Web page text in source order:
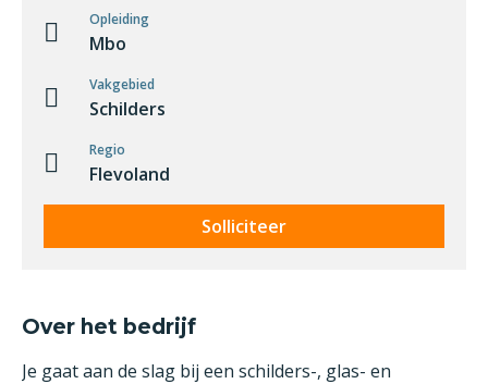
Opleiding
Mbo
Vakgebied
Schilders
Regio
Flevoland
Solliciteer
Over het bedrijf
Je gaat aan de slag bij een schilders-, glas- en